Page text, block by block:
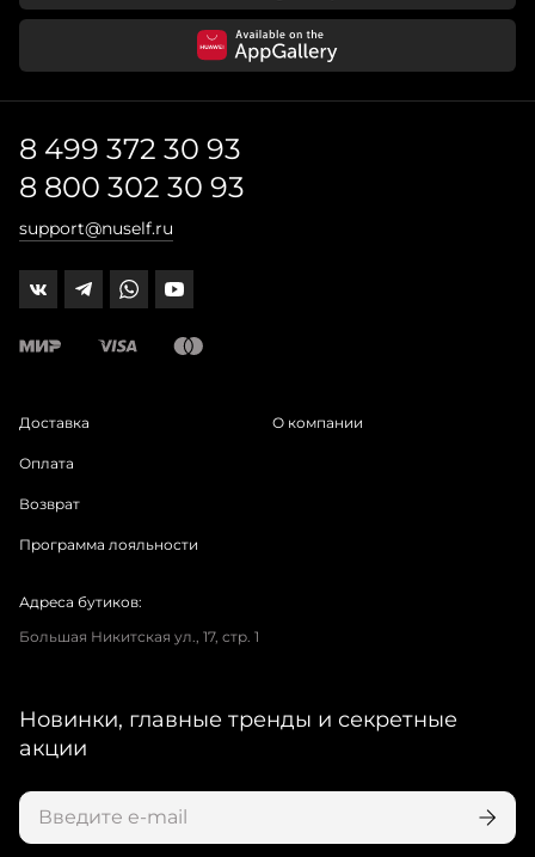
8 499 372 30 93
8 800 302 30 93
support@nuself.ru
Доставка
Оплата
Возврат
Программа лояльности
О компании
Адреса бутиков:
Большая Никитская ул., 17, стр. 1
Новинки, главные тренды и секретные
акции